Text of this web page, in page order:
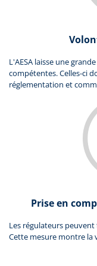
L'AESA laisse une
compétentes. Celles-ci
réglementation et
Prise en
Les régulateurs
Cette mesure montre la